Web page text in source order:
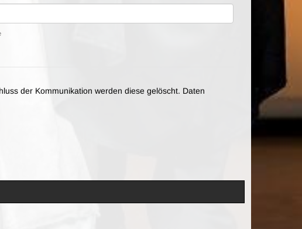
der Kommunikation werden diese gelöscht. Daten